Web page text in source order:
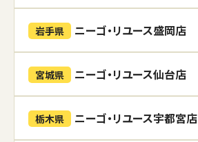
岩手県 ニーゴ・リユース盛岡店
宮城県 ニーゴ・リユース仙台店
栃木県 ニーゴ・リユース宇都宮店